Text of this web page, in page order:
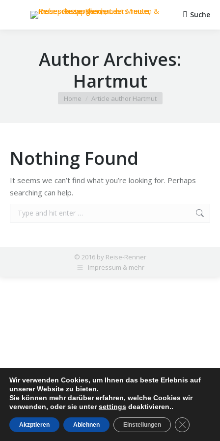
Search:
Suche
Author Archives:
Hartmut
You are here:
Home Article author Hartmut
Nothing Found
It seems we can’t find what you’re looking for. Perhaps
searching can help.
Search:
© 2016 by Reise-Renner
Impressum & mehr
Wir verwenden Cookies, um Ihnen das beste Erlebnis auf
unserer Website zu bieten.
Sie können mehr darüber erfahren, welche Cookies wir
verwenden, oder sie untersettings deaktivieren..
Akzptieren Ablehnen Einstellungen Close